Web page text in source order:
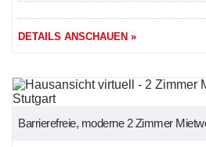
DETAILS ANSCHAUEN »
Barrierefreie, moderne 2 Zimmer